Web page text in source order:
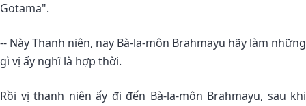
Gotama".
-- Này Thanh niên, nay Bà-la-môn Brahmayu hãy làm những
gì vị ấy nghĩ là hợp thời.
Rồi vị thanh niên ấy đi đến Bà-la-môn Brahmayu, sau khi